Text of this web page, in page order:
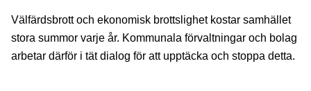
Välfärdsbrott och ekonomisk brottslighet kostar samhället
stora summor varje år. Kommunala förvaltningar och bolag
arbetar därför i tät dialog för att upptäcka och stoppa detta.